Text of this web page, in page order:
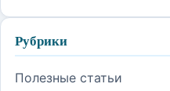
Рубрики
Полезные статьи